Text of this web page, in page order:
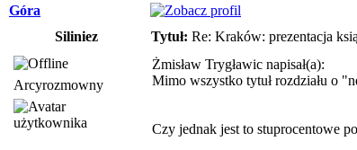
Góra
Siliniez
Tytuł: Re: Kraków: prezentacja
Arcyrozmowny
Żmisław Trygławic napisał(a):
Mimo wszystko tytuł rozdziału o
Czy jednak jest to stuprocentowe